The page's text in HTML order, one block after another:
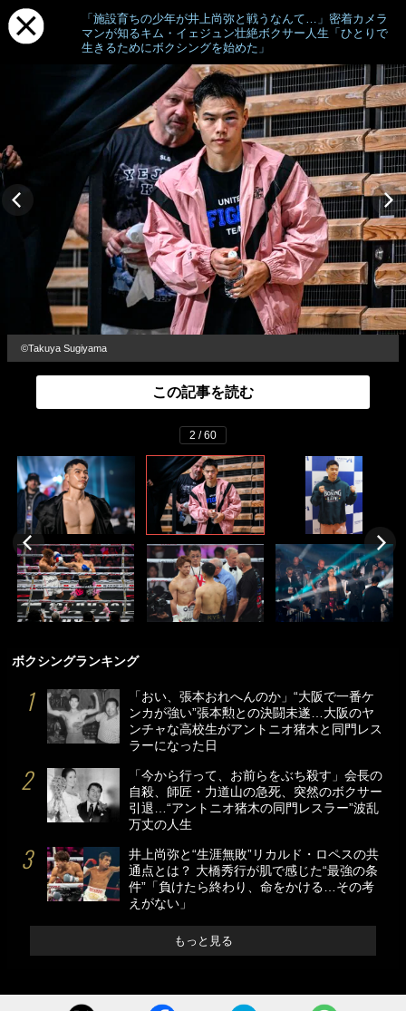
「施設育ちの少年が井上尚弥と戦うなんて…」密着カメラ
マンが知るキム・イェジュン壮絶ボクサー人生「ひとりで
生きるためにボクシングを始めた」
©︎Takuya Sugiyama
この記事を読む
2 / 60
ボクシングランキング
「おい、張本おれへんのか」“大阪で一番ケ
ンカが強い”張本勲との決闘未遂…大阪のヤ
ンチャな高校生がアントニオ猪木と同門レス
ラーになった日
「今から行って、お前らをぶち殺す」会長の
自殺、師匠・力道山の急死、突然のボクサー
引退…“アントニオ猪木の同門レスラー”波乱
万丈の人生
井上尚弥と“生涯無敗”リカルド・ロペスの共
通点とは？ 大橋秀行が肌で感じた“最強の条
件”「負けたら終わり、命をかける…その考
えがない」
もっと見る